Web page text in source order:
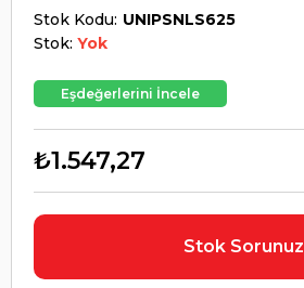
Stok Kodu UNIPSNLS625
Stok: Yok
Eşdeğerlerini İncele
₺1.547,27
Stok Sorunuz